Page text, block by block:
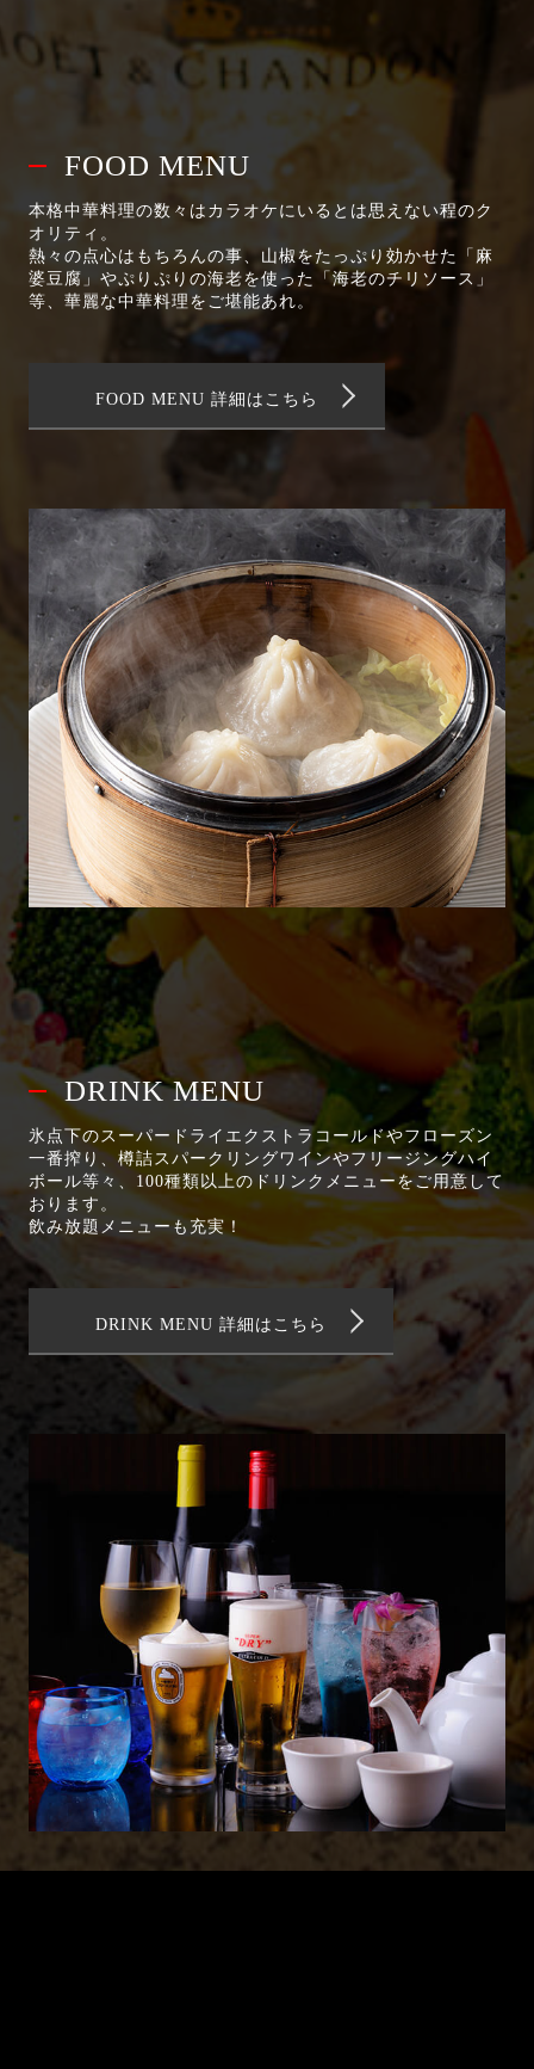
FOOD MENU
本格中華料理の数々はカラオケにいるとは思えない程のク
オリティ。
熱々の点心はもちろんの事、山椒をたっぷり効かせた「麻
婆豆腐」やぷりぷりの海老を使った「海老のチリソース」
等、華麗な中華料理をご堪能あれ。
FOOD MENU 詳細はこちら
DRINK MENU
氷点下のスーパードライエクストラコールドやフローズン
一番搾り、樽詰スパークリングワインやフリージングハイ
ボール等々、100種類以上のドリンクメニューをご用意して
おります。
飲み放題メニューも充実！
DRINK MENU 詳細はこちら